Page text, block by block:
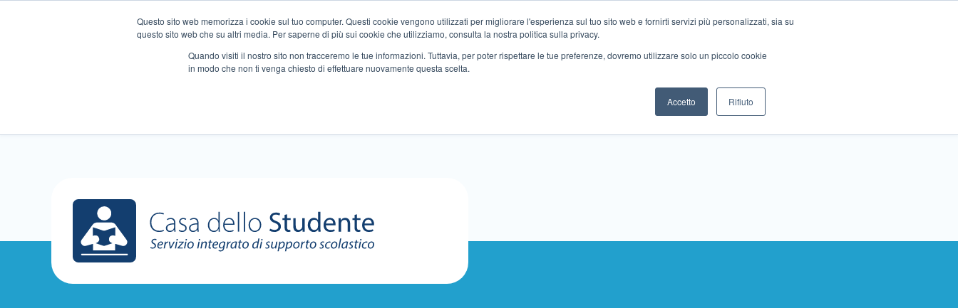
Questo sito web memorizza i cookie sul tuo computer. Questi cookie vengono utilizzati per migliorare l'esperienza sul tuo sito web e fornirti servizi più personalizzati, sia su
questo sito web che su altri media. Per saperne di più sui cookie che utilizziamo, consulta la nostra politica sulla privacy.
Quando visiti il ​​nostro sito non tracceremo le tue informazioni. Tuttavia, per poter rispettare le tue preferenze, dovremo utilizzare solo un piccolo cookie
in modo che non ti venga chiesto di effettuare nuovamente questa scelta.
Accetto Rifiuto